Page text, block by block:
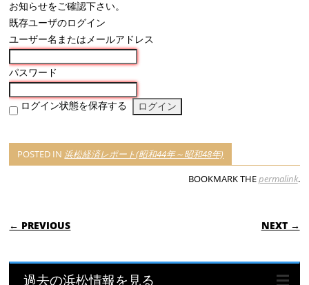
お知らせをご確認下さい。
既存ユーザのログイン
ユーザー名またはメールアドレス
パスワード
ログイン状態を保存する
POSTED IN 浜松経済レポート(昭和44年～昭和48年)
BOOKMARK THEpermalink.
POST NAVIGATION
← PREVIOUS NEXT →
過去の浜松情報を見る